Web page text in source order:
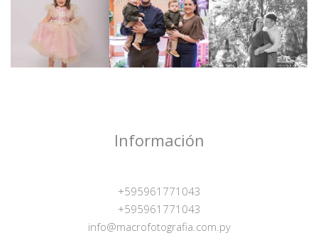
Información
+595961771043
+595961771043
info@macrofotografia.com.py